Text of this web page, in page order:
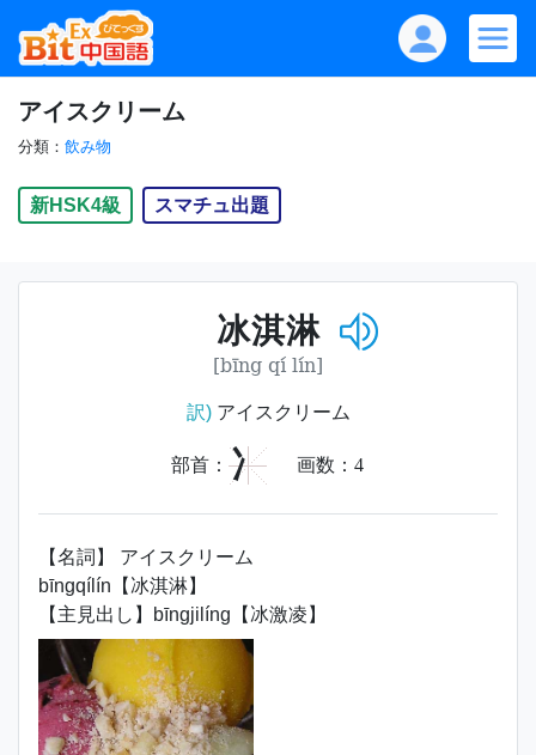
アイスクリーム
分類： 飲み物
新HSK4級 スマチュ出題
冰淇淋
[bīng qí lín]
訳)アイスクリーム
部首： 冫 画数： 4
【名詞】 アイスクリーム
bīngqílín【冰淇淋】
【主見出し】bīngjilíng【冰激凌】